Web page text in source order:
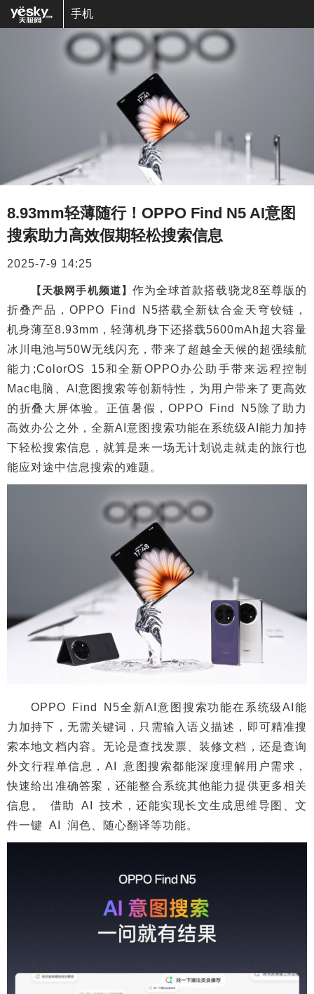
手机
8.93mm轻薄随行！OPPO Find N5 AI意图
搜索助力高效假期轻松搜索信息
2025-7-9 14:25
【天极网手机频道】 作为全球首款搭载骁龙8至尊版的
折叠产品，OPPO Find N5搭载全新钛合金天穹铰链，
机身薄至8.93mm，轻薄机身下还搭载5600mAh超大容量
冰川电池与50W无线闪充，带来了超越全天候的超强续航
能力;ColorOS 15和全新OPPO办公助手带来远程控制
Mac电脑、AI意图搜索等创新特性，为用户带来了更高效
的折叠大屏体验。正值暑假，OPPO Find N5除了助力
高效办公之外，全新AI意图搜索功能在系统级AI能力加持
下轻松搜索信息，就算是来一场无计划说走就走的旅行也
能应对途中信息搜索的难题。
OPPO Find N5全新AI意图搜索功能在系统级AI能
力加持下，无需关键词，只需输入语义描述，即可精准搜
索本地文档内容。无论是查找发票、装修文档，还是查询
外文行程单信息，AI 意图搜索都能深度理解用户需求，
快速给出准确答案，还能整合系统其他能力提供更多相关
信息。 借助 AI 技术，还能实现长文生成思维导图、文
件一键 AI 润色、随心翻译等功能。